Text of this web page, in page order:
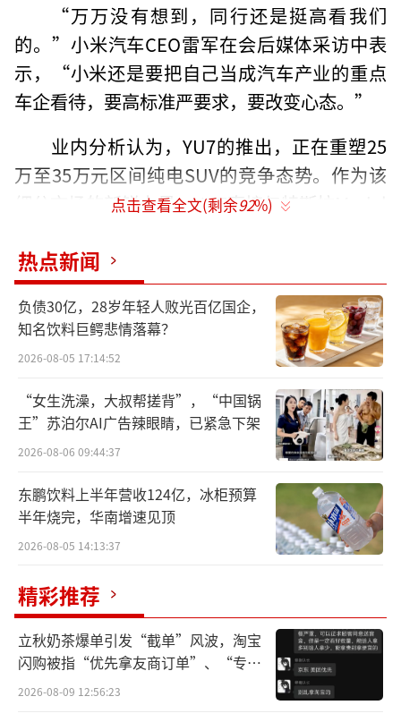
“万万没有想到，同行还是挺高看我们
的。”小米汽车CEO雷军在会后媒体采访中表
示，“小米还是要把自己当成汽车产业的重点
车企看待，要高标准严要求，要改变心态。”
业内分析认为，YU7的推出，正在重塑25
万至35万元区间纯电SUV的竞争态势。作为该
细分市场的新锐力量，YU7直接与特斯拉Model
锋。一旦实现月销破万，将对现有竞争者的价
格体系造成明显冲击。
6月27日，小米汽车概念板块呈现强势上涨
态势，宁波华翔、富特科技、海泰科、泰鸿万
立等个股涨幅居前。
超七成概念股飘红
从投资策略上看，小米YU7上市后订单迅
速爆发，反映了消费者对小米YU7产品力及小
米品牌力、智能生态的认可，小米汽车产业链
同花顺数据显示，截至目前，A股小米汽车
概念一共有102只概念股。从纳入指数时间看，
2025年有24家，2024年有54家，2023年有24
家。
点击查看全文(剩余92%)
热点新闻
负债30亿，28岁年轻人败光百亿国企，
知名饮料巨鳄悲情落幕？
2026-08-05 17:14:52
“女生洗澡，大叔帮搓背”，“中国锅
王”苏泊尔AI广告辣眼睛，已紧急下架
2026-08-06 09:44:37
东鹏饮料上半年营收124亿，冰柜预算
半年烧完，华南增速见顶
2026-08-05 14:13:37
精彩推荐
立秋奶茶爆单引发“截单”风波，淘宝
闪购被指“优先拿友商订单”、“专挑
贵的拿”
2026-08-09 12:56:23